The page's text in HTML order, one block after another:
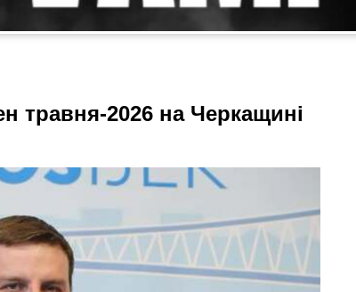
травня-2026 на Черкащині